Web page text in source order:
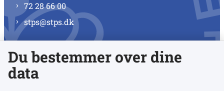
72 28 66 00
stps@stps.dk
Se alle kontaktnumre
Du bestemmer over dine
data